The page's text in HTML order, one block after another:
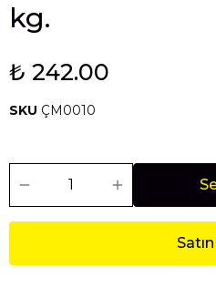
kg.
₺ 242.00
SKU ÇM0010